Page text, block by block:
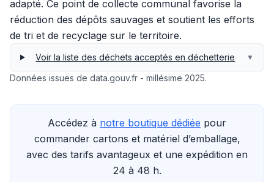
adapté. Ce point de collecte communal favorise la
réduction des dépôts sauvages et soutient les efforts
de tri et de recyclage sur le territoire.
Voir la liste des déchets acceptés en déchetterie ▼
Données issues de data.gouv.fr - millésime 2025.
Accédez à notre boutique dédiée pour
commander cartons et matériel d’emballage,
avec des tarifs avantageux et une expédition en
24 à 48 h.